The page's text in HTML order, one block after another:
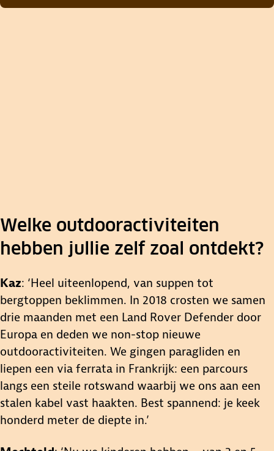
Welke outdooractiviteiten
hebben jullie zelf zoal ontdekt?
Kaz: ‘Heel uiteenlopend, van suppen tot
bergtoppen beklimmen. In 2018 crosten we samen
drie maanden met een Land Rover Defender door
Europa en deden we non-stop nieuwe
outdooractiviteiten. We gingen paragliden en
liepen een via ferrata in Frankrijk: een parcours
langs een steile rotswand waarbij we ons aan een
stalen kabel vast haakten. Best spannend: je keek
honderd meter de diepte in.’